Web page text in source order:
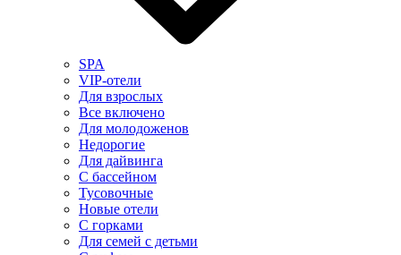
SPA
VIP-отели
Для взрослых
Все включено
Для молодоженов
Недорогие
Для дайвинга
С бассейном
Тусовочные
Новые отели
С горками
Для семей с детьми